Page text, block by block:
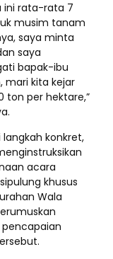
ini rata-rata 7
musim tanam
saya minta
saya
bapak-ibu
mari kita kejar
ton per hektare,”
langkah konkret,
acara
khusus
Wala